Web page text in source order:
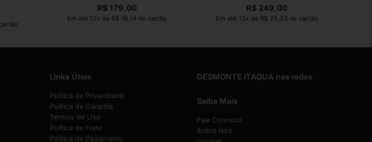
R$ 179,00
Em até 12x de R$ 18,14 no cartão
R$249,00
Em até 12x de R$ 25,23 no cartão
Links Úteis
Política de Privacidade
Política de Garantia
Termos de Uso
Política de Frete
Política de Pagamento
DESMONTE ITAQUA nas redes
Saiba Mais
Fale Conosco
Sobre Nós